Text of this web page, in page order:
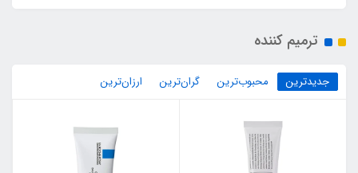
ترمیم کننده
جدیدترین محبوب‌ترین گران‌ترین ارزان‌ترین